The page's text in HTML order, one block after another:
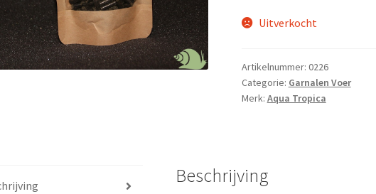
Uitverkocht
Artikelnummer: 0226
Categorie: Garnalen Voer
Merk: Aqua Tropica
Beschrijving